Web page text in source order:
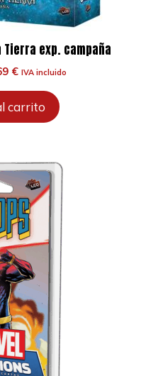
Tierra exp. campaña
€El
actual
es:
IVA incluido
carrito